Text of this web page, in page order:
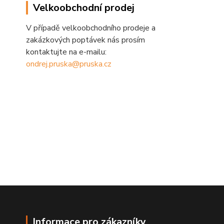
Velkoobchodní prodej
V případě velkoobchodního prodeje a
zakázkových poptávek nás prosím
kontaktujte na e-mailu:
ondrej.pruska@pruska.cz